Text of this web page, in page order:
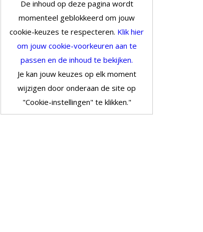
De inhoud op deze pagina wordt
momenteel geblokkeerd om jouw
cookie-keuzes te respecteren. Klik hier
om jouw cookie-voorkeuren aan te
passen en de inhoud te bekijken.
Je kan jouw keuzes op elk moment
wijzigen door onderaan de site op
"Cookie-instellingen" te klikken."